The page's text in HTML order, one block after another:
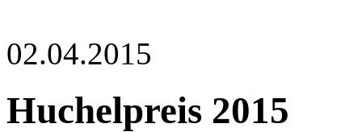
02.04.2015
Huchelpreis 2015